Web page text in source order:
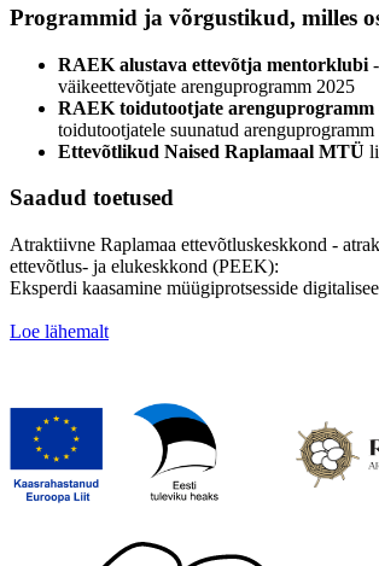
Programmid ja võrgustikud, milles
RAEK alustava ettevõtja mentorklubi
väikeettevõtjate arenguprogramm 2025
RAEK toidutootjate arenguprogramm
toidutootjatele suunatud arenguprogramm
Ettevõtlikud Naised Raplamaal MTÜ
Saadud toetused
Atraktiivne Raplamaa ettevõtluskeskkond -
ettevõtlus- ja elukeskkond (PEEK):
Eksperdi kaasamine müügiprotsesside
Loe lähemalt